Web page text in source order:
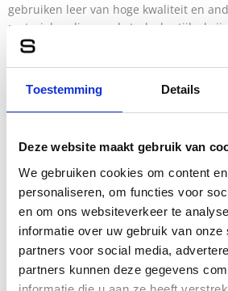
Toestemming Details
Deze website maakt gebruik van
We gebruiken cookies om content
personaliseren, om functies voor
en om ons websiteverkeer te
informatie over uw gebruik van onze
partners voor social media,
partners kunnen deze gegevens
gebruiken leer van hoge kwaliteit en
materialen die zowel sterk als stijlvol
verloop van tijd een unieke patina, wat
van elke pasjeshouder een klein
Een RFID pasjeshouder is compact en
of tas. Ondanks het kleine formaat
genoeg ruimte voor al je belangrijke
vakjes en compartimenten kun je je
binnen handbereik houden. Of je nu
reispas bij je hebt, je hebt altijd snel
hebt. Bovendien zorgen de stevige
pasjes goed op hun plaats blijven zitten.